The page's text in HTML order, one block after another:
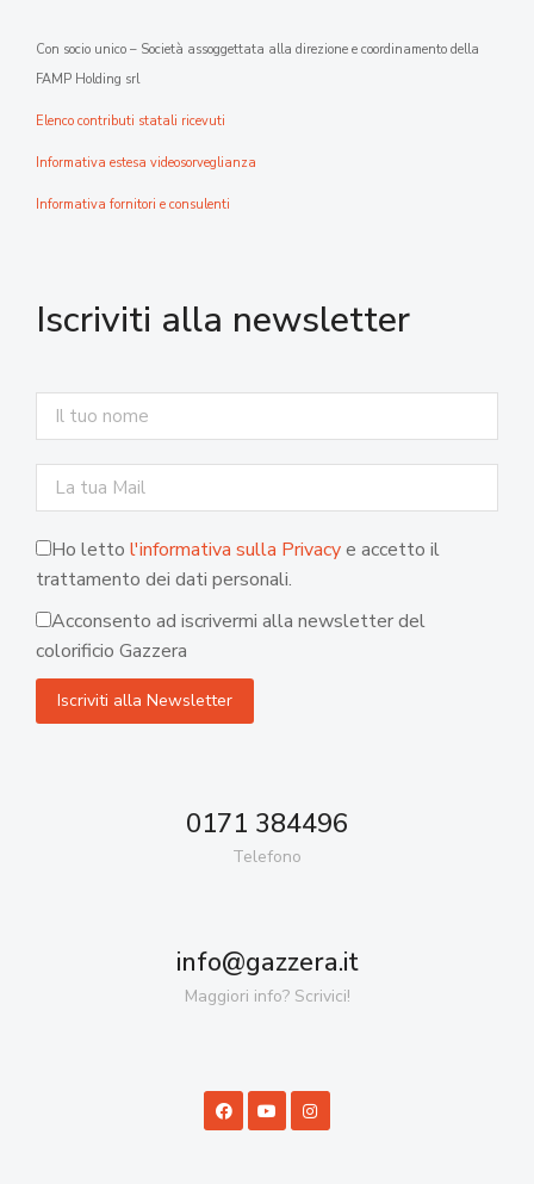
Con socio unico – Società assoggettata alla direzione e coordinamento della
FAMP Holding srl
Elenco contributi statali ricevuti
Informativa estesa videosorveglianza
Informativa fornitori e consulenti
Iscriviti alla newsletter
Ho letto l'informativa sulla Privacye accetto il
trattamento dei dati personali.
Acconsento ad iscrivermi alla newsletter del
colorificio Gazzera
0171 384496
Telefono
info@gazzera.it
Maggiori info? Scrivici!